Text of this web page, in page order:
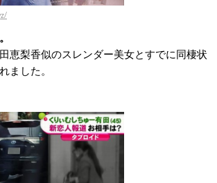
恵梨香似のスレンダー美女とすでに同棲状
ました。